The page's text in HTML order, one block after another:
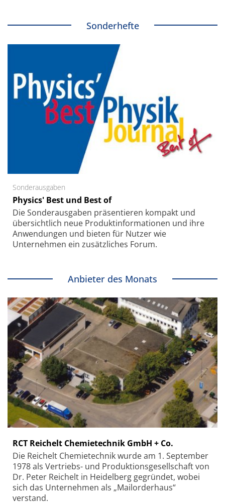
Sonderhefte
Sonderausgaben
Physics' Best und Best of
Die Sonder­ausgaben präsentieren kompakt und
übersichtlich neue Produkt­informationen und ihre
Anwendungen und bieten für Nutzer wie
Unternehmen ein zusätzliches Forum.
Anbieter des Monats
RCT Reichelt Chemietechnik GmbH + Co.
Die Reichelt Chemietechnik wurde am 1. September
1978 als Vertriebs- und Produktionsgesellschaft von
Dr. Peter Reichelt in Heidelberg gegründet, wobei
sich das Unternehmen als „Mailorderhaus“
verstand.